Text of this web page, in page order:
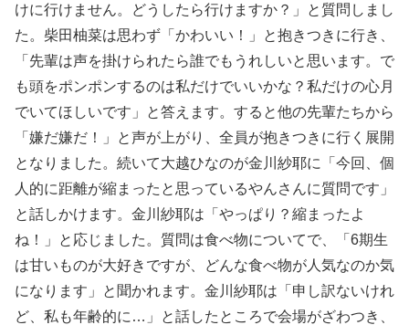
けに行けません。どうしたら行けますか？」と質問しまし
た。柴田柚菜は思わず「かわいい！」と抱きつきに行き、
「先輩は声を掛けられたら誰でもうれしいと思います。で
も頭をポンポンするのは私だけでいいかな？私だけの心月
でいてほしいです」と答えます。すると他の先輩たちから
「嫌だ嫌だ！」と声が上がり、全員が抱きつきに行く展開
となりました。続いて大越ひなのが金川紗耶に「今回、個
人的に距離が縮まったと思っているやんさんに質問です」
と話しかけます。金川紗耶は「やっぱり？縮まったよ
ね！」と応じました。質問は食べ物についてで、「6期生
は甘いものが大好きですが、どんな食べ物が人気なのか気
になります」と聞かれます。金川紗耶は「申し訳ないけれ
ど、私も年齢的に…」と話したところで会場がざわつき、